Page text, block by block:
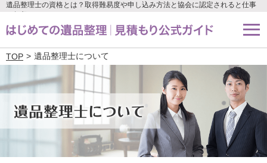
遺品整理士の資格とは？取得難易度や申し込み方法と協会に認定されると仕事
TOP 遺品整理士について